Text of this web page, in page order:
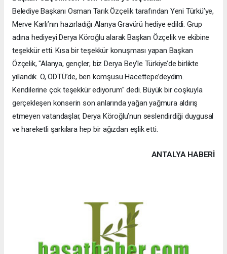
Belediye Başkanı Osman Tarık Özçelik tarafından Yeni Türkü’ye,
Merve Karlı’nın hazırladığı Alanya Gravürü hediye edildi. Grup
adına hediyeyi Derya Köroğlu alarak Başkan Özçelik ve ekibine
teşekkür etti. Kısa bir teşekkür konuşması yapan Başkan
Özçelik, "Alanya, gençler; biz Derya Bey’le Türkiye’de birlikte
yıllandık. O, ODTÜ’de, ben komşusu Hacettepe’deydim.
Kendilerine çok teşekkür ediyorum" dedi. Büyük bir coşkuyla
gerçekleşen konserin son anlarında yağan yağmura aldırış
etmeyen vatandaşlar, Derya Köroğlu’nun seslendirdiği duygusal
ve hareketli şarkılara hep bir ağızdan eşlik etti.
ANTALYA HABERİ